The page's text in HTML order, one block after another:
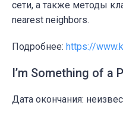
сети, а также методы
nearest neighbors.
Подробнее: https://
I’m Something of a
Дата окончания: